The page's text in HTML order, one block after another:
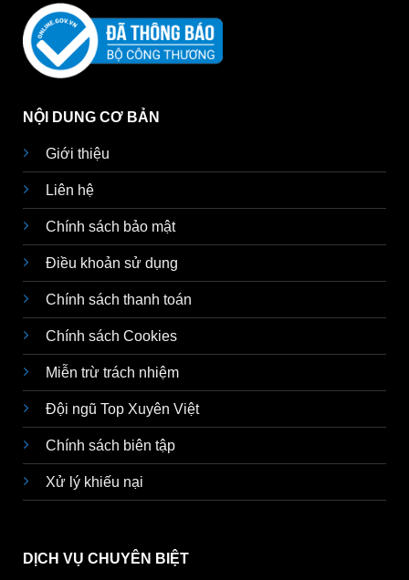
NỘI DUNG CƠ BẢN
Giới thiệu
Liên hệ
Chính sách bảo mật
Điều khoản sử dụng
Chính sách thanh toán
Chính sách Cookies
Miễn trừ trách nhiệm
Đội ngũ Top Xuyên Việt
Chính sách biên tập
Xử lý khiếu nại
DỊCH VỤ CHUYÊN BIỆT